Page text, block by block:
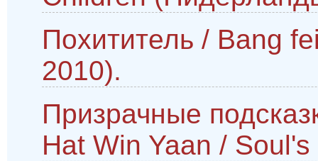
Похититель / Bang
2010).
Призрачные
Hat Win Yaan /